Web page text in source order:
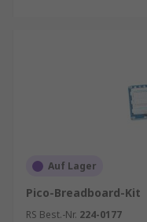
Auf Lager
Pico-Breadboard-Kit
RS Best.-Nr. 224-0177